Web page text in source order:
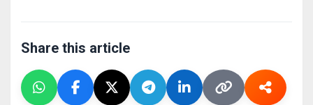
Share this article